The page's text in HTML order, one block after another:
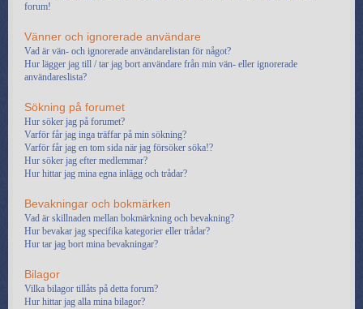
forum!
Vänner och ignorerade användare
Vad är vän- och ignorerade användarelistan för något?
Hur lägger jag till / tar jag bort användare från min vän- eller ignorerade
användareslista?
Sökning på forumet
Hur söker jag på forumet?
Varför får jag inga träffar på min sökning?
Varför får jag en tom sida när jag försöker söka!?
Hur söker jag efter medlemmar?
Hur hittar jag mina egna inlägg och trådar?
Bevakningar och bokmärken
Vad är skillnaden mellan bokmärkning och bevakning?
Hur bevakar jag specifika kategorier eller trådar?
Hur tar jag bort mina bevakningar?
Bilagor
Vilka bilagor tillåts på detta forum?
Hur hittar jag alla mina bilagor?